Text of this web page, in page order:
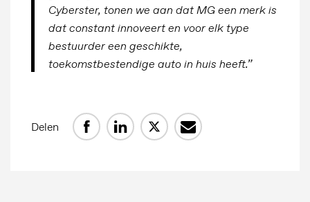
Cyberster, tonen we aan dat MG een merk is
dat constant innoveert en voor elk type
bestuurder een geschikte,
toekomstbestendige auto in huis heeft.”
Delen